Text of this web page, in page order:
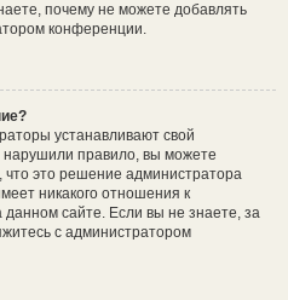
почему не можете добавлять
конференции.
устанавливают свой
нарушили правило, вы можете
что это решение администратора
никакого отношения к
сайте. Если вы не знаете, за
с администратором